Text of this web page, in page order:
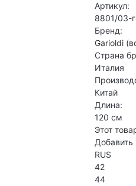
Артикул:
8801/03-
Бренд:
Garioldi
Страна
Италия
Китай
Длина:
120 см
Этот
RUS
42
44